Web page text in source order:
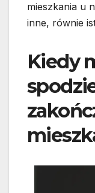
mieszkania u
inne, równie
Kiedy